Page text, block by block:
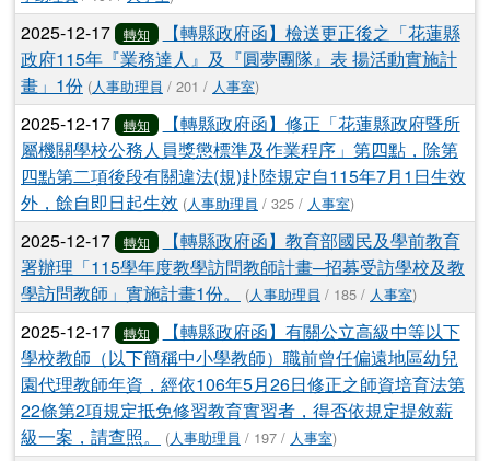
2025-12-17 轉知
【轉縣政府函】檢送更正後之「花蓮縣
政府115年『業務達人』及『圓夢團隊』表 揚活動實施計
畫」1份 (人事助理員 / 201 / 人事室)
2025-12-17 轉知
【轉縣政府函】修正「花蓮縣政府暨所
屬機關學校公務人員獎懲標準及作業程序」第四點，除第
四點第二項後段有關違法(規)赴陸規定自115年7月1日生效
外，餘自即日起生效 (人事助理員 / 325 / 人事室)
2025-12-17 轉知
【轉縣政府函】教育部國民及學前教育
署辦理「115學年度教學訪問教師計畫─招募受訪學校及教
學訪問教師」實施計畫1份。
(人事助理員 / 185 / 人事室)
2025-12-17 轉知
【轉縣政府函】有關公立高級中等以下
學校教師（以下簡稱中小學教師）職前曾任偏遠地區幼兒
園代理教師年資，經依106年5月26日修正之師資培育法第
22條第2項規定抵免修習教育實習者，得否依規定提敘薪
級一案，請查照。
(人事助理員 / 197 / 人事室)